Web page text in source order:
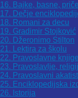
16. Bajke, basne, priče
17. Dečje
18. Romani za decu
19. Gradimir Stojković
20. Džeronimo Stilton
21. Lektira za školu
22. Pravoslavne
23. Pravoslavlje,
24. Pravoslavni
25. Enciklopedijska
26. Istorija